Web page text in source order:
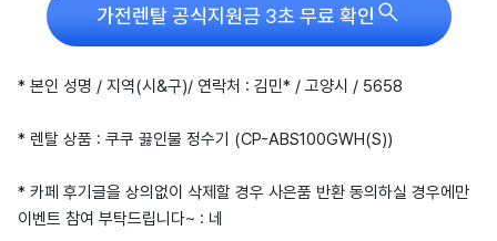
가전렌탈 공식지원금 3초 무료 확인 
* 본인 성명 / 지역(시&구)/ 연락처 : 김민* / 고양시 / 5658
* 렌탈 상품 : 쿠쿠 끓인물 정수기 (CP-ABS100GWH(S))
* 카페 후기글을 상의없이 삭제할 경우 사은품 반환 동의하실 경우에만
이벤트 참여 부탁드립니다~ : 네